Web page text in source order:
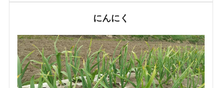
にんにく